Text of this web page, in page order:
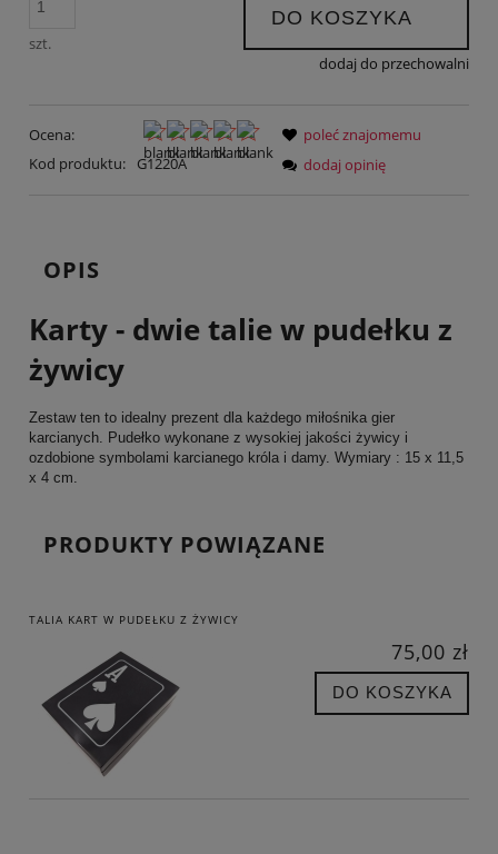
szt.
DO KOSZYKA
dodaj do przechowalni
Ocena:
Kod produktu:
G1220A
poleć znajomemu
dodaj opinię
OPIS
Karty - dwie talie w pudełku z
żywicy
Zestaw ten to idealny prezent dla każdego miłośnika gier
karcianych. Pudełko wykonane z wysokiej jakości żywicy i
ozdobione symbolami karcianego króla i damy. Wymiary : 15 x 11,5
x 4 cm.
PRODUKTY POWIĄZANE
TALIA KART W PUDEŁKU Z ŻYWICY
75,00 zł
DO KOSZYKA